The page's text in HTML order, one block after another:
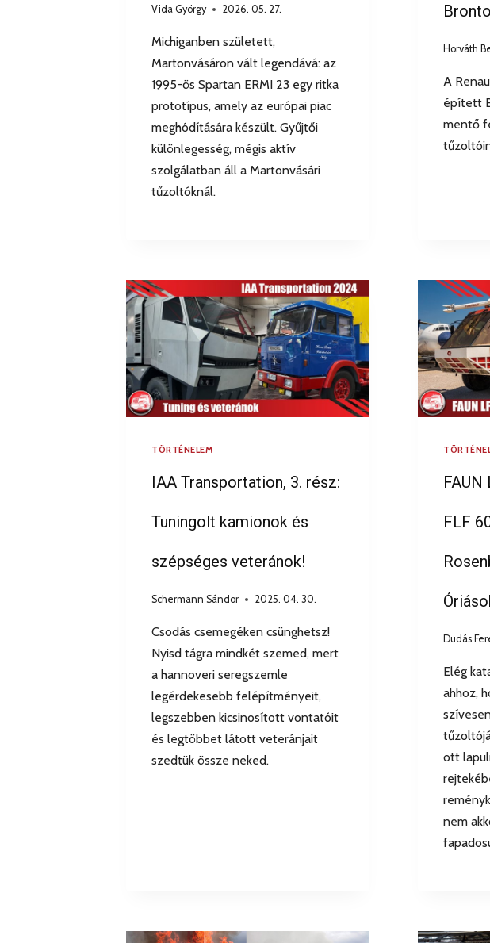
Vida György 2026. 05. 27.
Michiganben született,
Martonvásáron vált legendává: az
1995-ös Spartan ERMI 23 egy ritka
prototípus, amely az európai piac
meghódítására készült. Gyűjtői
különlegesség, mégis aktív
szolgálatban áll a Martonvásári
tűzoltóknál.
Horváth
A
épített
mentő
TÖRTÉNELEM
IAA Transportation, 3. rész:
Tuningolt kamionok és
szépséges veteránok!
Schermann Sándor 2025. 04. 30.
Csodás csemegéken csünghetsz!
Nyisd tágra mindkét szemed, mert
a hannoveri seregszemle
legérdekesebb felépítményeit,
legszebben kicsinosított vontatóit
és legtöbbet látott veteránjait
szedtük össze neked.
FAUN
FLF
Dudás
Elég
ahhoz,
ott
nem